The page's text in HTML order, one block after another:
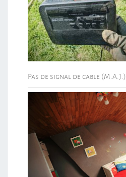
Pas de signal de cable (M.A.J.)